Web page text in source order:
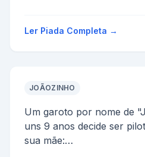
Ler Piada Completa →
JOÃOZINHO
Um garoto por nome de
uns 9 anos decide ser
sua mãe: